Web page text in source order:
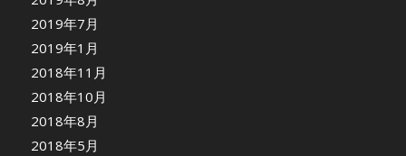
2019年7月
2019年1月
2018年11月
2018年10月
2018年8月
2018年5月